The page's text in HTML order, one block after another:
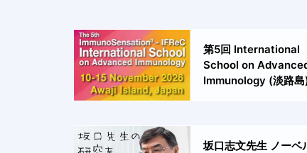
第5回 International
School on
Immunology (淡路島
坂口志文先生 ノーベ